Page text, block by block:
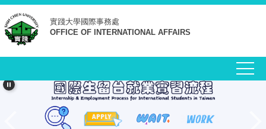
跳
到
主
要
容
實踐大學國際事務處
OFFICE OF INTERNATIONAL AFFAIRS